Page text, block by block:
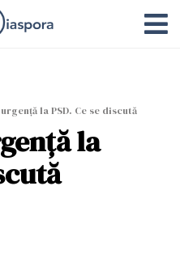
la PSD. Ce se discută
la